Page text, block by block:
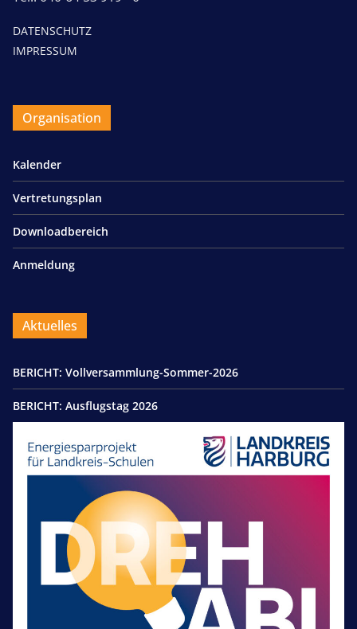
DATENSCHUTZ
IMPRESSUM
Organisation
Kalender
Vertretungsplan
Downloadbereich
Anmeldung
Aktuelles
BERICHT: Vollversammlung-Sommer-2026
BERICHT: Ausflugstag 2026